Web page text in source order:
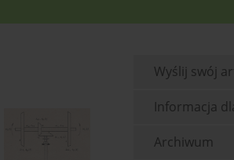
Wyślij swój
Informacja
Archiwum